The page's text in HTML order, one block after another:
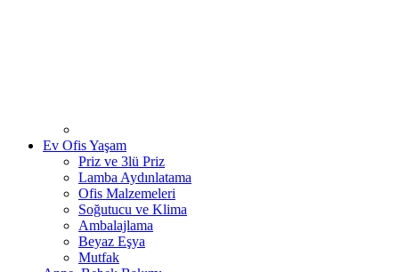
Ev Ofis Yaşam
Priz ve 3lü Priz
Lamba Aydınlatama
Ofis Malzemeleri
Soğutucu ve Klima
Ambalajlama
Beyaz Eşya
Mutfak